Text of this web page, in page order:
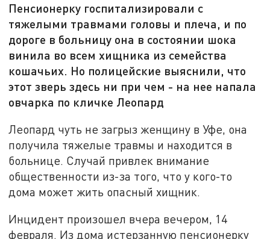
Пенсионерку госпитализировали с
тяжелыми травмами головы и плеча, и по
дороге в больницу она в состоянии шока
винила во всем хищника из семейства
кошачьих. Но полицейские выяснили, что
этот зверь здесь ни при чем - на нее напала
овчарка по кличке Леопард
Леопард чуть не загрыз женщину в Уфе, она
получила тяжелые травмы и находится в
больнице. Случай привлек внимание
общественности из-за того, что у кого-то
дома может жить опасный хищник.
Инцидент произошел вчера вечером, 14
февраля. Из дома истерзанную пенсионерку